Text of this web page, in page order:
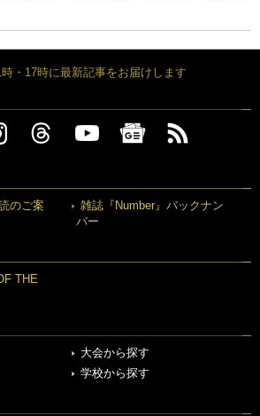
・17時に最新記事をお届けします
のご案
雑誌『Number』バックナン
バー
THE
大会から探す
学校から探す